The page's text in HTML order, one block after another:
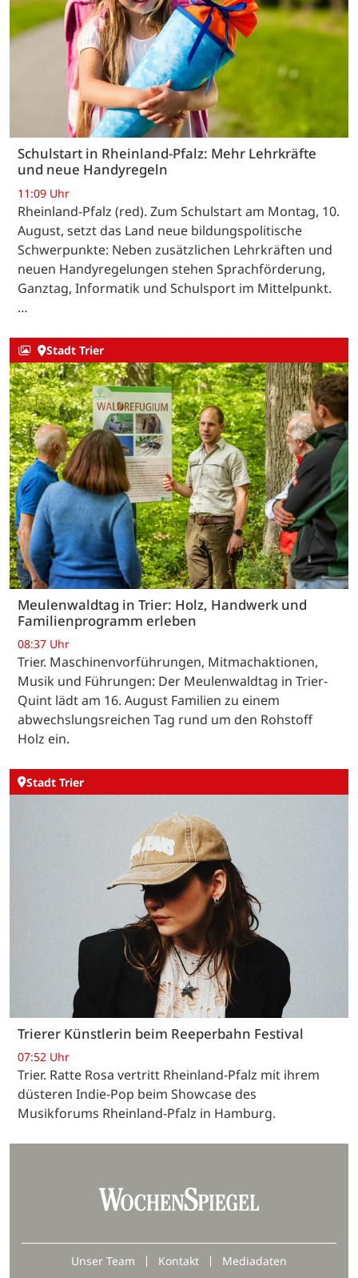
Schulstart in Rheinland-Pfalz: Mehr Lehrkräfte
und neue Handyregeln
11:09 Uhr
Rheinland-Pfalz (red). Zum Schulstart am Montag, 10.
August, setzt das Land neue bildungspolitische
Schwerpunkte: Neben zusätzlichen Lehrkräften und
neuen Handyregelungen stehen Sprachförderung,
Ganztag, Informatik und Schulsport im Mittelpunkt.
…
Stadt Trier
Meulenwaldtag in Trier: Holz, Handwerk und
Familienprogramm erleben
08:37 Uhr
Trier. Maschinenvorführungen, Mitmachaktionen,
Musik und Führungen: Der Meulenwaldtag in Trier-
Quint lädt am 16. August Familien zu einem
abwechslungsreichen Tag rund um den Rohstoff
Holz ein.
Stadt Trier
Trierer Künstlerin beim Reeperbahn Festival
07:52 Uhr
Trier. Ratte Rosa vertritt Rheinland-Pfalz mit ihrem
düsteren Indie-Pop beim Showcase des
Musikforums Rheinland-Pfalz in Hamburg.
Unser Team Kontakt
Mediadaten